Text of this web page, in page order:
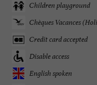
Children playground
Chèques Vacances
Credit card accepted
Disable access
English spoken